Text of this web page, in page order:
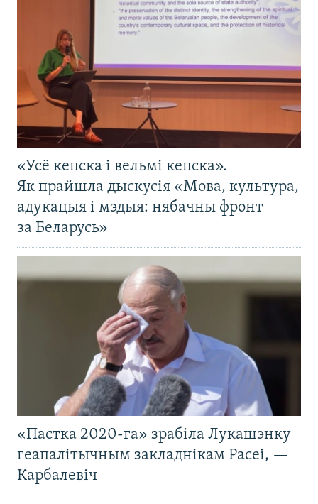
«Усё кепска і вельмі кепска».
Як прайшла дыскусія «Мова, культура,
адукацыя і мэдыя: нябачны фронт
за Беларусь»
«Пастка 2020-га» зрабіла Лукашэнку
геапалітычным закладнікам Расеі, —
Карбалевіч